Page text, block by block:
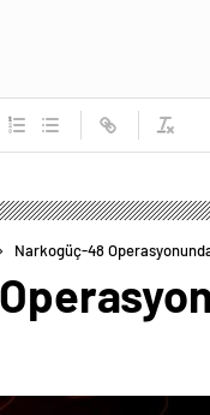
Narkogüç-48